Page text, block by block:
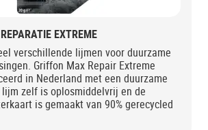
EXTREME
verschillende lijmen voor duurzame
Griffon Max Repair Extreme
in Nederland met een duurzame
lijm zelf is oplosmiddelvrij en de
is gemaakt van 90% gerecycled